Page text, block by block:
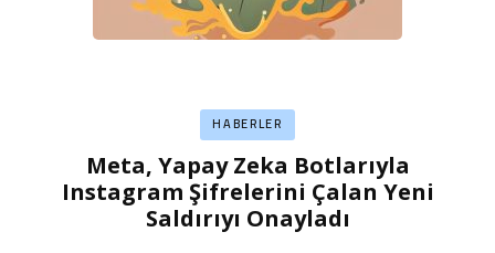
HABERLER
Meta, Yapay Zeka Botlarıyla
Instagram Şifrelerini Çalan Yeni
Saldırıyı Onayladı